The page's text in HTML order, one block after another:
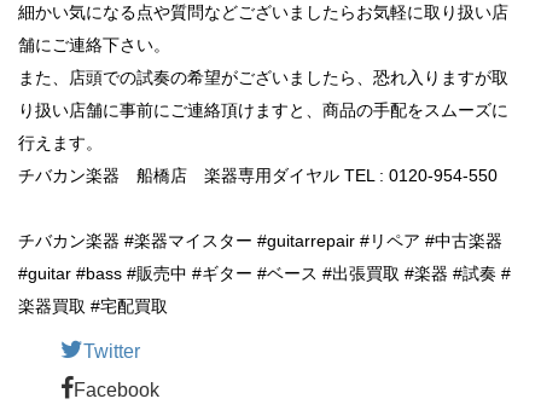
細かい気になる点や質問などございましたらお気軽に取り扱い店
舗にご連絡下さい。
また、店頭での試奏の希望がございましたら、恐れ入りますが取
り扱い店舗に事前にご連絡頂けますと、商品の手配をスムーズに
行えます。
チバカン楽器 船橋店 楽器専用ダイヤル TEL : 0120-954-550
チバカン楽器 #楽器マイスター #guitarrepair #リペア #中古楽器
#guitar #bass #販売中 #ギター #ベース #出張買取 #楽器 #試奏 #
楽器買取 #宅配買取
Twitter
Facebook